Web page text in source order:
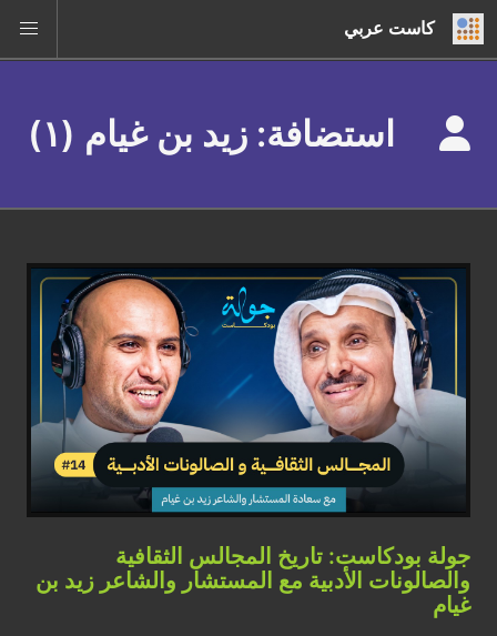
كاست عربي
استضافة: زيد بن غيام (١)
جولة بودكاست: تاريخ المجالس الثقافية
والصالونات الأدبية مع المستشار والشاعر زيد بن
غيام